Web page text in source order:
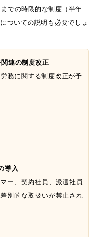
での時限的な制度（半年
ついての説明も必要でしょ
連の制度改正
務に関する制度改正が予
導入
ー、契約社員、派遣社員
別的な取扱いが禁止され